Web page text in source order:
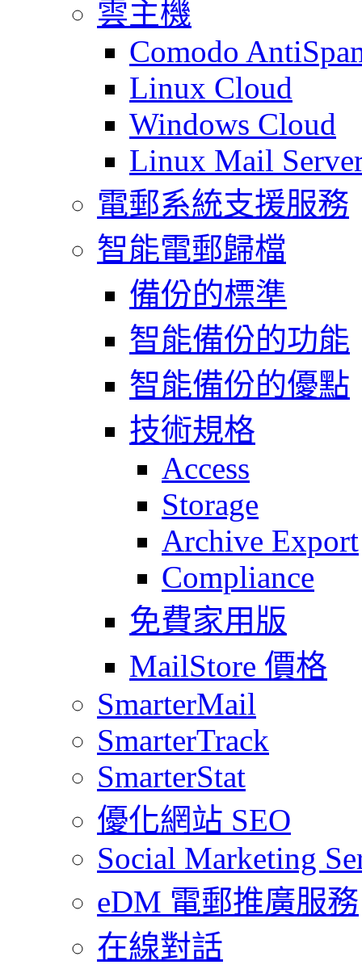
雲主機
Comodo
Linux Cloud
Windows Cloud
Linux Mail
電郵系統支援服務
智能電郵歸檔
備份的標準
智能備份的功能
智能備份的優點
技術規格
Access
Storage
Archive Export
Compliance
免費家用版
MailStore 價格
SmarterMail
SmarterTrack
SmarterStat
優化網站 SEO
Social Marketing
eDM 電郵推廣服務
在線對話